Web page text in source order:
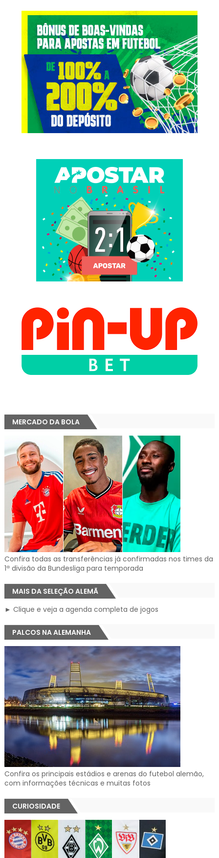
MERCADO DA BOLA
Confira todas as transferências já confirmadas nos times da
1ª divisão da Bundesliga para temporada
MAIS DA SELEÇÃO ALEMÃ
► Clique e veja a agenda completa de jogos
PALCOS NA ALEMANHA
Confira os principais estádios e arenas do futebol alemão,
com informações técnicas e muitas fotos
CURIOSIDADE